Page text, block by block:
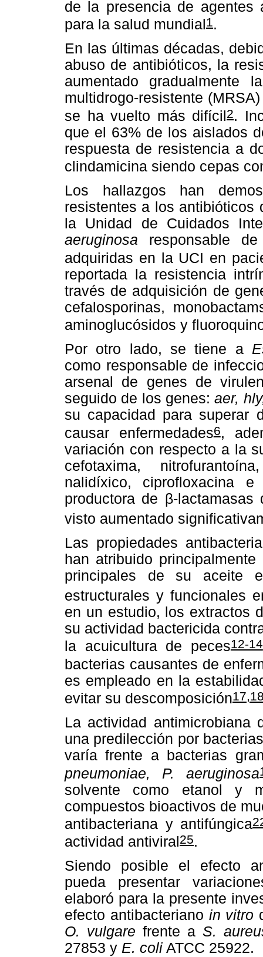
de la presencia de agentes
para la salud mundial 1.
En las últimas décadas,
abuso de antibióticos, la
aumentado
multidrogo-resistente
se ha vuelto más difícil2.
que el 63% de los aislados
respuesta de resistencia a
clindamicina siendo cepas
Los hallazgos han
resistentes a los antibióticos
la Unidad de Cuidados
aeruginosa responsable
adquiridas en la UCI en
reportada la resistencia
través de adquisición de
cefalosporinas,
aminoglucósidos y
Por otro lado, se tiene a
como responsable de
arsenal de genes de
seguido de los genes:aer,
su capacidad para superar
causar enfermedades6,
variación con respecto a la
cefotaxima,
nalidíxico, ciprofloxacina
productora de β-
visto aumentado
Las propiedades
han atribuido
principales de su aceite
estructurales y funcionales
en un estudio, los extractos
su actividad bactericida
la acuicultura de peces12-14
bacterias causantes de
es empleado en la
evitar su descomposición
La actividad
una predilección por
varía frente a bacterias
pneumoniae, P. aeruginosa
solvente como etanol y
compuestos bioactivos de
antibacteriana y antifúngica
actividad antiviral 25.
Siendo posible el efecto
pueda presentar
elaboró para la presente
efecto antibacteriano in vitro
O. vulgare frente a S.
27853 y E. coli ATCC 25922.